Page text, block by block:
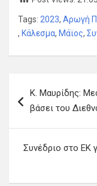
Tags: 2023, Αρωγή
, Κάλεσμα, Μάϊος,
άρθρων
Κ. Μαυρίδης:
βάσει του
Συνέδριο στο ΕΚ